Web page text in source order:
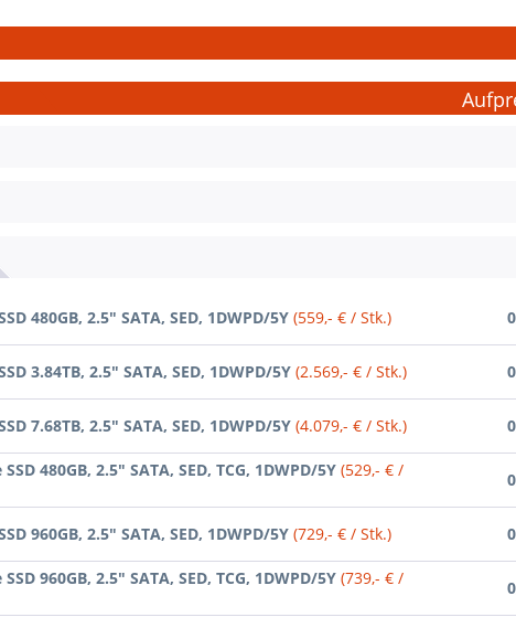
480GB, 2.5" SATA, SED, 1DWPD/5Y (559,- € / Stk.)
3.84TB, 2.5" SATA, SED, 1DWPD/5Y (2.569,- € / Stk.)
7.68TB, 2.5" SATA, SED, 1DWPD/5Y (4.079,- € / Stk.)
480GB, 2.5" SATA, SED, TCG, 1DWPD/5Y (529,- € /
960GB, 2.5" SATA, SED, 1DWPD/5Y (729,- € / Stk.)
960GB, 2.5" SATA, SED, TCG, 1DWPD/5Y (739,- € /